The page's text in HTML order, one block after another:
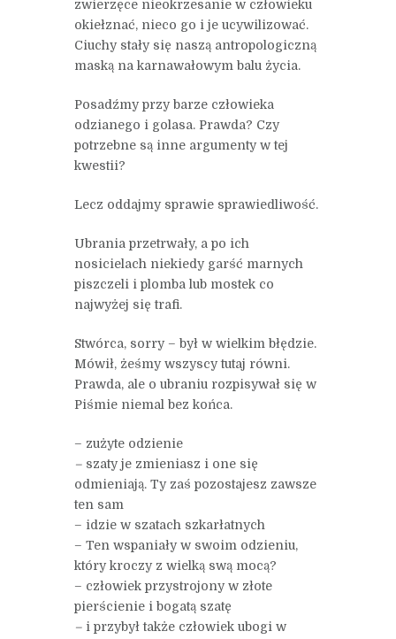
zwierzęce nieokrzesanie w człowieku
okiełznać, nieco go i je ucywilizować.
Ciuchy stały się naszą antropologiczną
maską na karnawałowym balu życia.
Posadźmy przy barze człowieka
odzianego i golasa. Prawda? Czy
potrzebne są inne argumenty w tej
kwestii?
Lecz oddajmy sprawie sprawiedliwość.
Ubrania przetrwały, a po ich
nosicielach niekiedy garść marnych
piszczeli i plomba lub mostek co
najwyżej się trafi.
Stwórca, sorry – był w wielkim błędzie.
Mówił, żeśmy wszyscy tutaj równi.
Prawda, ale o ubraniu rozpisywał się w
Piśmie niemal bez końca.
– zużyte odzienie
– szaty je zmieniasz i one się
odmieniają. Ty zaś pozostajesz zawsze
ten sam
– idzie w szatach szkarłatnych
– Ten wspaniały w swoim odzieniu,
który kroczy z wielką swą mocą?
– człowiek przystrojony w złote
pierścienie i bogatą szatę
– i przybył także człowiek ubogi w